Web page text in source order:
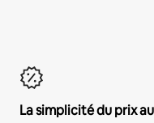
La simplicité du prix